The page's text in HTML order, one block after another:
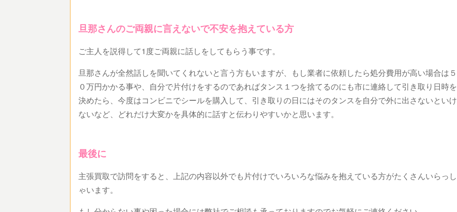
旦那さんのご両親に言えないで不安を抱えている方
ご主人を説得して1度ご両親に話しをしてもらう事です。
旦那さんが全然話しを聞いてくれないと言う方もいますが、もし業者に依頼したら処分費用が高い場合は５
０万円かかる事や、自分で片付けをするのであればタンス１つを捨てるのにも市に連絡して引き取り日時を
決めたら、今度はコンビニでシールを購入して、引き取りの日にはそのタンスを自分で外に出さないといけ
ないなど、どれだけ大変かを具体的に話すと伝わりやすいかと思います。
最後に
主張買取で訪問をすると、上記の内容以外でも片付けでいろいろな悩みを抱えている方がたくさんいらっし
ゃいます。